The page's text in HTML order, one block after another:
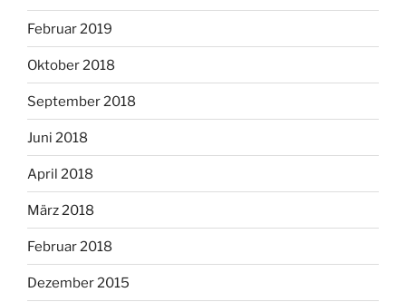
Februar 2019
Oktober 2018
September 2018
Juni 2018
April 2018
März 2018
Februar 2018
Dezember 2015